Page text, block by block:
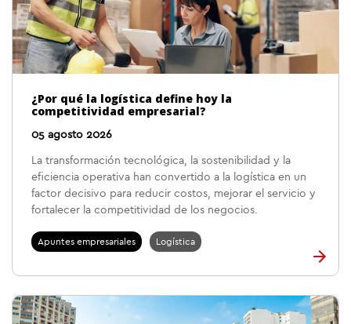
¿Por qué la logística define hoy la
competitividad empresarial?
05 agosto 2026
La transformación tecnológica, la sostenibilidad y la
eficiencia operativa han convertido a la logística en un
factor decisivo para reducir costos, mejorar el servicio y
fortalecer la competitividad de los negocios.
Apuntes empresariales Logística